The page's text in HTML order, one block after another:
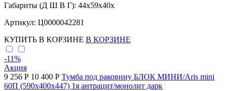
Габариты (Д Ш В Г): 44x59x40x
Артикул: Ц0000042281
КУПИТЬ В КОРЗИНЕ В КОРЗИНЕ
-11%
Акция
9 256 Р 10 400 Р Тумба под раковину БЛОК МИНИ/Aris mini
60П (590х400х447) 1я антрацит/монолит дарк